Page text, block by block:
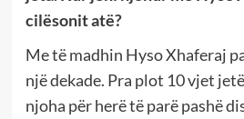
cilësonit atë?
Me të madhin Hyso Xhaferaj
një dekade. Pra plot 10 vjet
njoha për herë të parë pashë